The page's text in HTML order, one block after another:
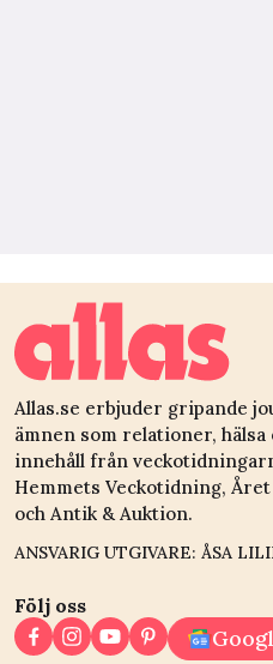
Allas.se erbjuder gripande
ämnen som relationer,
innehåll från
Hemmets Veckotidning,
och Antik & Auktion.
ANSVARIG UTGIVARE: ÅSA
Följ oss